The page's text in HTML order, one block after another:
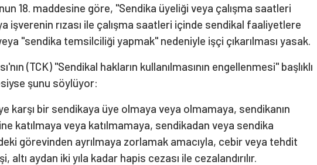
18. maddesine göre, "Sendika üyeliği veya çalışma saatleri
işverenin rızası ile çalışma saatleri içinde sendikal faaliyetlere
"sendika temsilciliği yapmak" nedeniyle işçi çıkarılması yasak.
(TCK) "Sendikal hakların kullanılmasının engellenmesi" başlıklı
şunu söylüyor:
karşı bir sendikaya üye olmaya veya olmamaya, sendikanın
katılmaya veya katılmamaya, sendikadan veya sendika
görevinden ayrılmaya zorlamak amacıyla, cebir veya tehdit
altı aydan iki yıla kadar hapis cezası ile cezalandırılır.